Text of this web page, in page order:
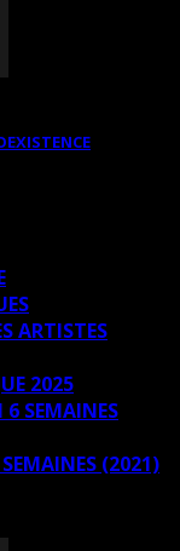
ARTISTES
2025
6 SEMAINES
(2021)